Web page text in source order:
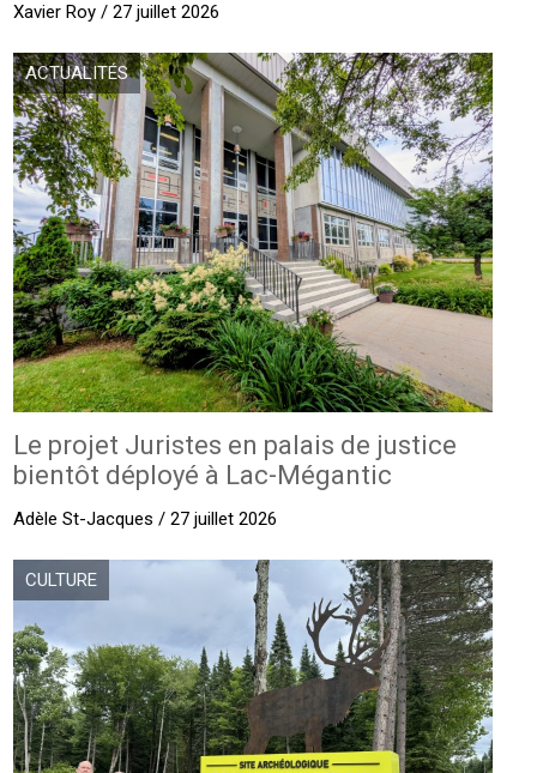
Xavier Roy / 27 juillet 2026
ACTUALITÉS
Le projet Juristes en palais de justice
bientôt déployé à Lac-Mégantic
Adèle St-Jacques / 27 juillet 2026
CULTURE